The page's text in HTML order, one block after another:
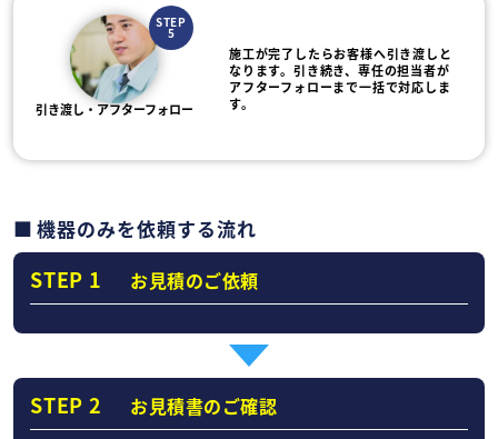
STEP
5
引き渡し・アフターフォロー
施工が完了したらお客様へ引き渡しと
なります。引き続き、専任の担当者が
アフターフォローまで一括で対応しま
す。
機器のみを依頼する流れ
STEP 1 お見積のご依頼
STEP 2 お見積書のご確認